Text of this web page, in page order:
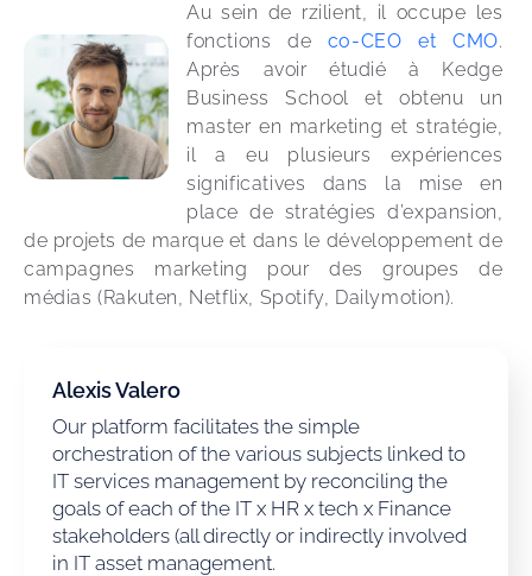
Au sein de rzilient, il occupe les
fonctions de co-CEO et CMO.
Après avoir étudié à Kedge
Business School et obtenu un
master en marketing et stratégie,
il a eu plusieurs expériences
significatives dans la mise en
place de stratégies d’expansion,
de projets de marque et dans le développement de
campagnes marketing pour des groupes de
médias (Rakuten, Netflix, Spotify, Dailymotion).
Alexis Valero
Our platform facilitates the simple
orchestration of the various subjects linked to
IT services management by reconciling the
goals of each of the IT x HR x tech x Finance
stakeholders (all directly or indirectly involved
in IT asset management.